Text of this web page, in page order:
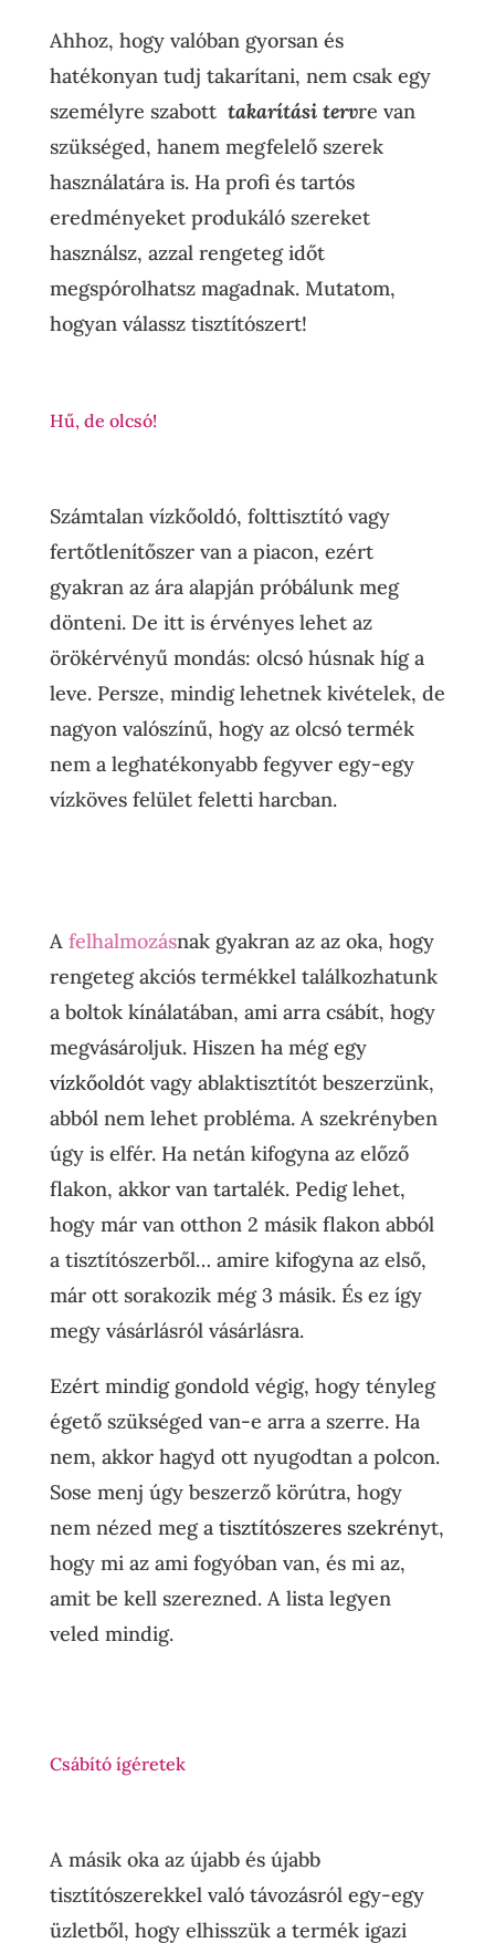
Ahhoz, hogy valóban gyorsan és
hatékonyan tudj takarítani, nem csak egy
személyre szabott takarítási tervre van
szükséged, hanem megfelelő szerek
használatára is. Ha profi és tartós
eredményeket produkáló szereket
használsz, azzal rengeteg időt
megspórolhatsz magadnak. Mutatom,
hogyan válassz tisztítószert!
Hű, de olcsó!
Számtalan vízkőoldó, folttisztító vagy
fertőtlenítőszer van a piacon, ezért
gyakran az ára alapján próbálunk meg
dönteni. De itt is érvényes lehet az
örökérvényű mondás: olcsó húsnak híg a
leve. Persze, mindig lehetnek kivételek, de
nagyon valószínű, hogy az olcsó termék
nem a leghatékonyabb fegyver egy-egy
vízköves felület feletti harcban.
A felhalmozásnak gyakran az az oka, hogy
rengeteg akciós termékkel találkozhatunk
a boltok kínálatában, ami arra csábít, hogy
megvásároljuk. Hiszen ha még egy
vízkőoldótvagy ablaktisztítót beszerzünk,
abból nem lehet probléma. A szekrényben
úgy is elfér. Ha netán kifogyna az előző
flakon, akkor van tartalék. Pedig lehet,
hogy már van otthon 2 másik flakon abból
a tisztítószerből… amire kifogyna az első,
már ott sorakozik még 3 másik. És ez így
megy vásárlásról vásárlásra.
Ezért mindig gondold végig, hogy tényleg
égető szükséged van-e arra a szerre. Ha
nem, akkor hagyd ott nyugodtan a polcon.
Sose menj úgy beszerző körútra, hogy
nem nézed meg a tisztítószeres szekrényt,
hogy mi az ami fogyóban van, és mi az,
amit be kell szerezned. A lista legyen
veled mindig.
Csábító ígéretek
A másik oka az újabb és újabb
tisztítószerekkel való távozásról egy-egy
üzletből, hogy elhisszük a termék igazi